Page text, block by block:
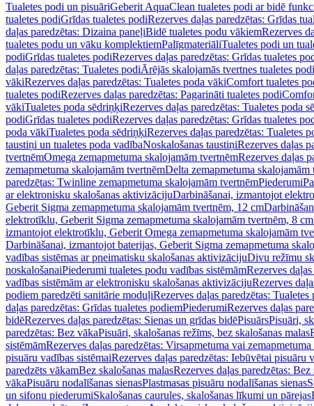
Tualetes podi un pisuāriGeberit AquaClean tualetes podi ar bidē
tualetes podiGrīdas tualetes podiRezerves daļas paredzētas: Grīdas
daļas paredzētas: Dizaina paneļiBidē tualetes podu vākiemRezerves
tualetes podu un vāku komplektiemPalīgmateriāliTualetes podi un
podiGrīdas tualetes podiRezerves daļas paredzētas: Grīdas tualetes
daļas paredzētas: Tualetes podiĀrējās skalojamās tvertnes tualetes
vākiRezerves daļas paredzētas: Tualetes poda vākiComfort tualetes
tualetes podiRezerves daļas paredzētas: Pagarināti tualetes podi
vākiTualetes poda sēdriņķiRezerves daļas paredzētas: Tualetes poda
podiGrīdas tualetes podiRezerves daļas paredzētas: Grīdas tualetes
poda vākiTualetes poda sēdriņķiRezerves daļas paredzētas: Tualetes
taustiņi un tualetes poda vadībaNoskalošanas taustiņiRezerves daļas
tvertnēmOmega zemapmetuma skalojamām tvertnēmRezerves daļas
zemapmetuma skalojamām tvertnēmDelta zemapmetuma skalojamām
paredzētas: Twinline zemapmetuma skalojamām tvertnēmPiederumi
ar elektronisku skalošanas aktivizācijuDarbināšanai, izmantojot
Geberit Sigma zemapmetuma skalojamām tvertnēm, 12 cm
elektrotīklu, Geberit Sigma zemapmetuma skalojamām tvertnēm, 8 cm
izmantojot elektrotīklu, Geberit Omega zemapmetuma skalojamām
Darbināšanai, izmantojot baterijas, Geberit Sigma zemapmetuma
vadības sistēmas ar pneimatisku skalošanas aktivizācijuDivu režīmu
noskalošanaiPiederumi tualetes podu vadības sistēmāmRezerves
vadības sistēmām ar elektronisku skalošanas aktivizācijuRezerves
podiem paredzēti sanitārie moduļiRezerves daļas paredzētas:
daļas paredzētas: Grīdas tualetes podiemPiederumiRezerves daļas
bidēRezerves daļas paredzētas: Sienas un grīdas bidēPisuārsPisuāri,
paredzētas: Bez vākaPisuāri, skalošanas režīms, bez skalošanas malas
sistēmāmRezerves daļas paredzētas: Virsapmetuma vai
pisuāru vadības sistēmaiRezerves daļas paredzētas: Iebūvētai pisuāru
paredzēts vākamBez skalošanas malasRezerves daļas paredzētas: Bez
vākaPisuāru nodalīšanas sienasPlastmasas pisuāru nodalīšanas sienas
un sifonu piederumiSkalošanas caurules, skalošanas līkumi un pārejas